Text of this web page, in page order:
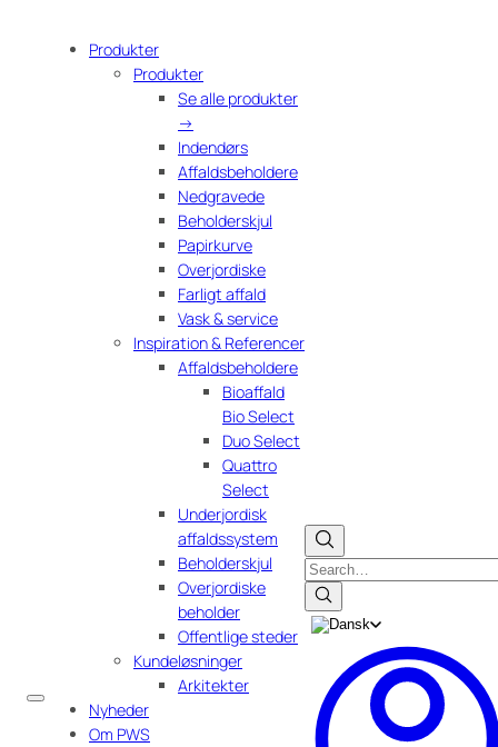
Produkter
Produkter
Se alle produkter
→
Indendørs
Affaldsbeholdere
Nedgravede
Beholderskjul
Papirkurve
Overjordiske
Farligt affald
Vask & service
Inspiration & Referencer
Affaldsbeholdere
Bioaffald
Bio Select
Duo Select
Quattro
Select
Underjordisk
affaldssystem
Beholderskjul
Overjordiske
beholder
Offentlige steder
Kundeløsninger
Arkitekter
Nyheder
Om PWS
Search